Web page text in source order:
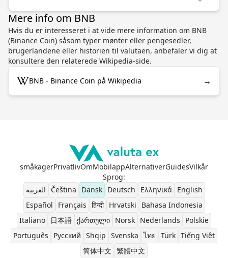
Mere info om BNB
Hvis du er interesseret i at vide mere information om BNB
(Binance Coin) såsom typer mønter eller pengesedler,
brugerlandene eller historien til valutaen, anbefaler vi dig at
konsultere den relaterede Wikipedia-side.
BNB - Binance Coin på Wikipedia →
småkagerPrivatlivOmMobilappAlternativerGuidesVilkår
Sprog:
العربية
Čeština Dansk Deutsch Ελληνικά
English
Español
Français हिन्दी Hrvatski
Bahasa Indonesia
Italiano
日本語 ქართული Norsk Nederlands
Polskie
Português
Pусский Shqip Svenska ไทย Türk Tiếng Việt
简体中文 繁體中文